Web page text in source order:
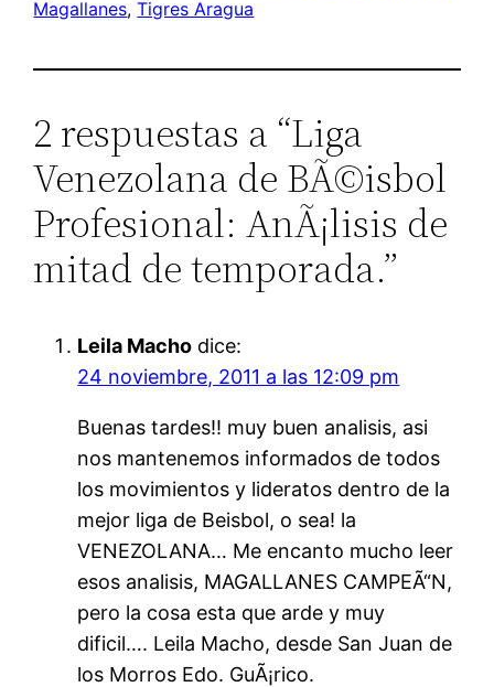
Magallanes, Tigres Aragua
2 respuestas a “Liga
Venezolana de BÃ©isbol
Profesional: AnÃ¡lisis de
mitad de temporada.”
Leila Macho dice:
24 noviembre, 2011 a las 12:09 pm
Buenas tardes!! muy buen analisis, asi
nos mantenemos informados de todos
los movimientos y lideratos dentro de la
mejor liga de Beisbol, o sea! la
VENEZOLANA… Me encanto mucho leer
esos analisis, MAGALLANES CAMPEÃ“N,
pero la cosa esta que arde y muy
dificil…. Leila Macho, desde San Juan de
los Morros Edo. GuÃ¡rico.